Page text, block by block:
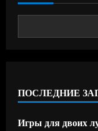
ПОСЛЕДНИЕ
Игры для двоих